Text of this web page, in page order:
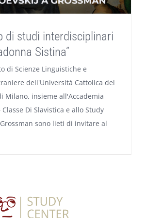
di studi interdisciplinari
Sistina”
di Scienze Linguistiche e
dell'Università Cattolica del
Milano, insieme all'Accademia
Di Slavistica e allo Study
sono lieti di invitare al